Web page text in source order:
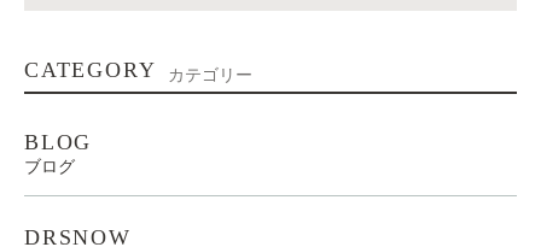
CATEGORY カテゴリー
BLOG
ブログ
DRSNOW